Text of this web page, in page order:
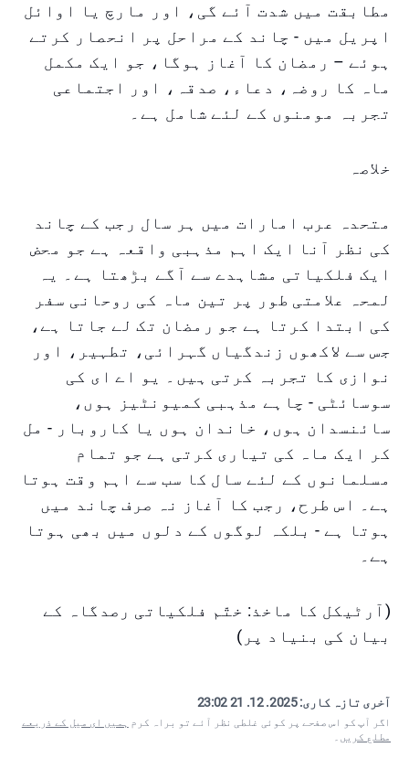
مطابقت میں شدت آئے گی، اور مارچ یا اوائل
اپریل میں - چاند کے مراحل پر انحصار کرتے
ہوئے – رمضان کا آغاز ہوگا، جو ایک مکمل
ماہ کا روضہ، دعاء، صدقہ، اور اجتماعی
تجربہ مومنوں کے لئے شامل ہے۔
خلاصہ
متحدہ عرب امارات میں ہر سال رجب کے چاند
کی نظر آنا ایک اہم مذہبی واقعہ ہے جو محض
ایک فلکیاتی مشاہدے سے آگے بڑھتا ہے۔ یہ
لمحہ علامتی طور پر تین ماہ کی روحانی سفر
کی ابتدا کرتا ہے جو رمضان تک لے جاتا ہے،
جس سے لاکھوں زندگیاں گہرائی، تطہیر، اور
نوازی کا تجربہ کرتی ہیں۔ یو اے ای کی
سوسائٹی - چاہے مذہبی کمیونٹیز ہوں،
سائنسدان ہوں، خاندان ہوں یا کاروبار - مل
کر ایک ماہ کی تیاری کرتی ہے جو تمام
مسلمانوں کے لئے سال کا سب سے اہم وقت ہوتا
ہے۔ اس طرح، رجب کا آغاز نہ صرف چاند میں
ہوتا ہے - بلکہ لوگوں کے دلوں میں بھی ہوتا
ہے۔
(آرٹیکل کا ماخذ: ختّم فلکیاتی رصدگاہ کے
بیان کی بنیاد پر)
آخری تازہ کاری:2025. 12. 21 23:02
اگر آپ کو اس صفحے پر کوئی غلطی نظر آئے تو براہ کرم ہمیں ای میل کے ذریعے
مطلع کریں ۔